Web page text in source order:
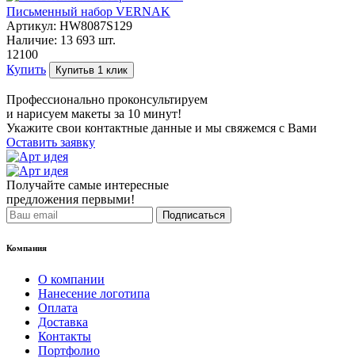
Письменный набор VERNAK
Артикул: HW8087S129
Наличие: 13 693 шт.
12100
Купить
Купитьв 1 клик
Профессионально проконсультируем
и нарисуем макеты за 10 минут!
Укажите свои контактные данные и мы свяжемся с Вами
Оставить заявку
Получайте самые интересные
предложения первыми!
Подписаться
Компания
О компании
Нанесение логотипа
Оплата
Доставка
Контакты
Портфолио